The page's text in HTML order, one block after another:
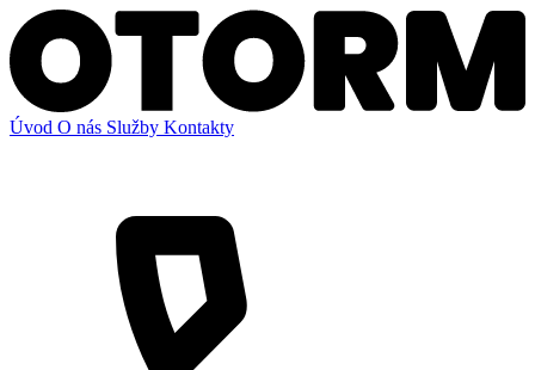
Úvod O nás Služby Kontakty